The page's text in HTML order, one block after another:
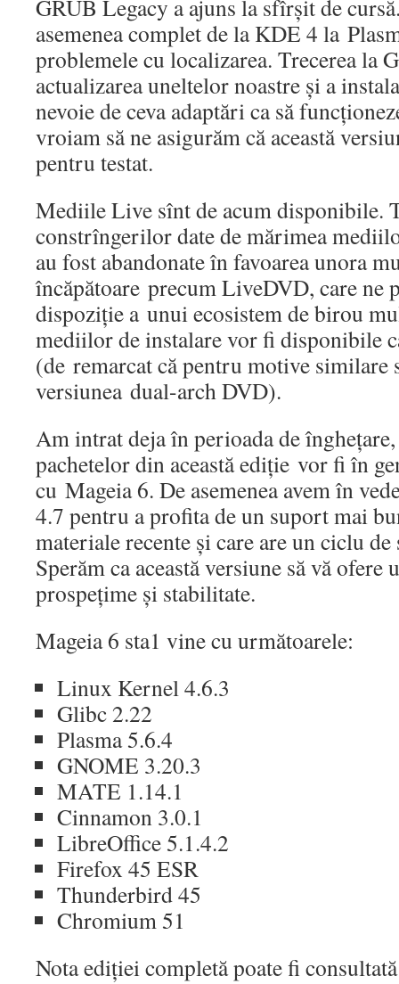
GRUB Legacy a ajuns la sfîrșit de
asemenea complet de la KDE 4 la
problemele cu localizarea. Trecerea la
actualizarea uneltelor noastre și a
nevoie de ceva adaptări ca să
vroiam să ne asigurăm că această
pentru testat.
Mediile Live sînt de acum disponibile.
constrîngerilor date de mărimea
au fost abandonate în favoarea unora
încăpătoare precum LiveDVD, care ne
dispoziție a unui ecosistem de birou
mediilor de instalare vor fi disponibile
(de remarcat că pentru motive similare
versiunea dual-arch DVD).
Am intrat deja în perioada de
pachetelor din această ediție vor fi în
cu Mageia 6. De asemenea avem în
4.7 pentru a profita de un suport mai
materiale recente și care are un ciclu
Sperăm ca această versiune să vă ofere
prospețime și stabilitate.
Mageia 6 sta1 vine cu următoarele:
Linux Kernel 4.6.3
Glibc 2.22
Plasma 5.6.4
GNOME 3.20.3
MATE 1.14.1
Cinnamon 3.0.1
LibreOffice 5.1.4.2
Firefox 45 ESR
Thunderbird 45
Chromium 51
Nota ediției completă poate fi